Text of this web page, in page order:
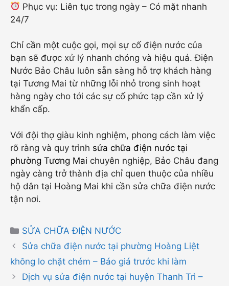
Phục vụ: Liên tục trong ngày – Có mặt nhanh
24/7
Chỉ cần một cuộc gọi, mọi sự cố điện nước của
bạn sẽ được xử lý nhanh chóng và hiệu quả. Điện
Nước Bảo Châu luôn sẵn sàng hỗ trợ khách hàng
tại Tương Mai từ những lỗi nhỏ trong sinh hoạt
hàng ngày cho tới các sự cố phức tạp cần xử lý
khẩn cấp.
Với đội thợ giàu kinh nghiệm, phong cách làm việc
rõ ràng và quy trình sửa chữa điện nước tại
phường Tương Mai chuyên nghiệp, Bảo Châu đang
ngày càng trở thành địa chỉ quen thuộc của nhiều
hộ dân tại Hoàng Mai khi cần sửa chữa điện nước
tận nơi.
Danh
mục
SỬA CHỮA ĐIỆN NƯỚC
Sửa chữa điện nước tại phường Hoàng Liệt
không lo chặt chém – Báo giá trước khi làm
Dịch vụ sửa điện nước tại huyện Thanh Trì –